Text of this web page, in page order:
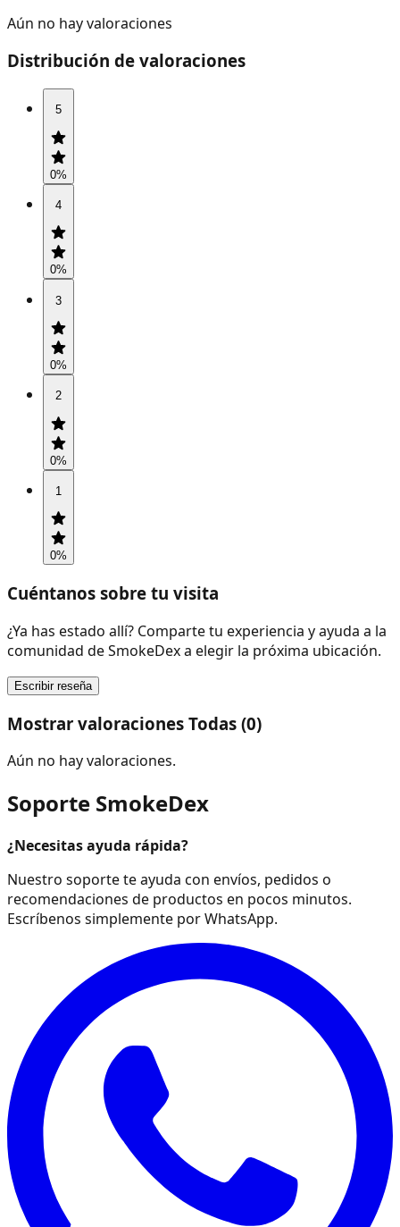
Aún no hay valoraciones
Distribución de valoraciones
5
0%
4
0%
3
0%
2
0%
1
0%
Cuéntanos sobre tu visita
¿Ya has estado allí? Comparte tu experiencia y ayuda a la
comunidad de SmokeDex a elegir la próxima ubicación.
Escribir reseña
Mostrar valoraciones Todas (0)
Aún no hay valoraciones.
Soporte SmokeDex
¿Necesitas ayuda rápida?
Nuestro soporte te ayuda con envíos, pedidos o
recomendaciones de productos en pocos minutos.
Escríbenos simplemente por WhatsApp.